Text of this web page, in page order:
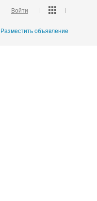
Войти
Разместить объявление